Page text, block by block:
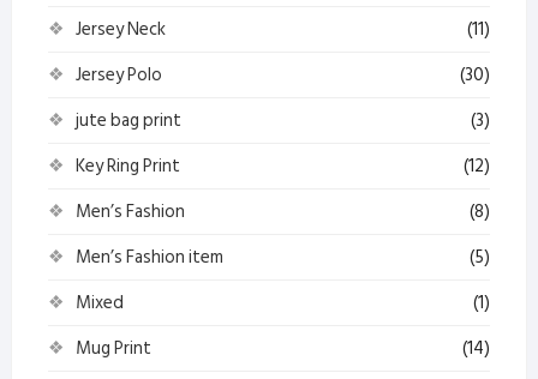
Jersey Neck
(11)
Jersey Polo
(30)
jute bag print
(3)
Key Ring Print
(12)
Men’s Fashion
(8)
Men’s Fashion item
(5)
Mixed
(1)
Mug Print
(14)